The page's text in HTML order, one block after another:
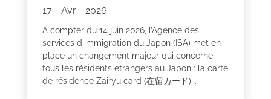
17 - Avr - 2026
À compter du 14 juin 2026, l’Agence des
services d’immigration du Japon (ISA) met en
place un changement majeur qui concerne
tous les résidents étrangers au Japon : la carte
de résidence Zairyū card (在留カード)...